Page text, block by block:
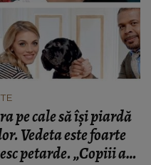
pe cale să își piardă
Vedeta este foarte
petarde. „Copiii ar